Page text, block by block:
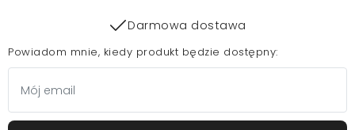
Darmowa dostawa
Powiadom mnie, kiedy produkt będzie dostępny: